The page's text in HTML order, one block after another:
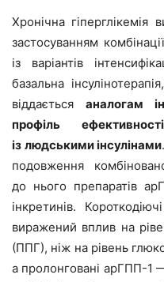
Хронічна гіперглікемія
застосуванням
із варіантів
базальна
віддається аналогам
профіль
із людськими інсулінами
подовження
до нього препаратів
інкретинів.
виражений вплив на
(ППГ), ніж на рівень
а пролонговані арГПП-1